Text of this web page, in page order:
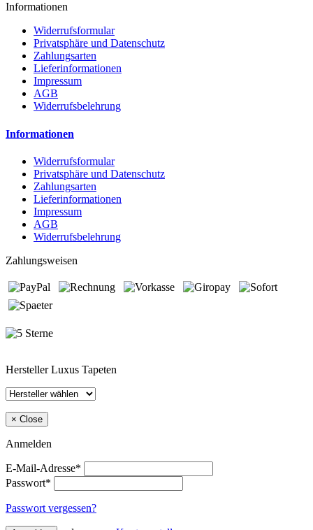
Informationen
Widerrufsformular
Privatsphäre und Datenschutz
Zahlungsarten
Lieferinformationen
Impressum
AGB
Widerrufsbelehrung
Informationen
Widerrufsformular
Privatsphäre und Datenschutz
Zahlungsarten
Lieferinformationen
Impressum
AGB
Widerrufsbelehrung
Zahlungsweisen
Hersteller Luxus Tapeten
× Close
Anmelden
E-Mail-Adresse*
Passwort*
Passwort vergessen?